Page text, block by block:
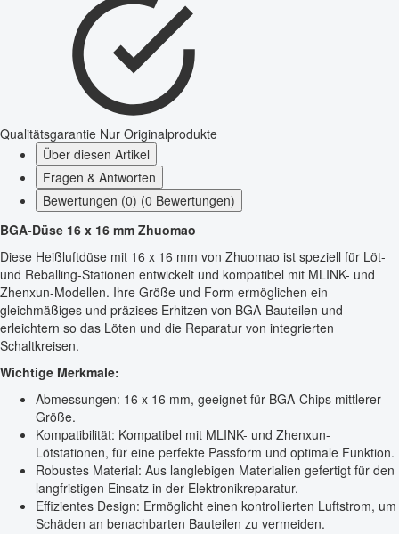
Qualitätsgarantie Nur Originalprodukte
Über diesen Artikel
Fragen & Antworten
Bewertungen (0) (0 Bewertungen)
BGA-Düse 16 x 16 mm Zhuomao
Diese Heißluftdüse mit 16 x 16 mm von Zhuomao ist speziell für Löt-
und Reballing-Stationen entwickelt und kompatibel mit MLINK- und
Zhenxun-Modellen. Ihre Größe und Form ermöglichen ein
gleichmäßiges und präzises Erhitzen von BGA-Bauteilen und
erleichtern so das Löten und die Reparatur von integrierten
Schaltkreisen.
Wichtige Merkmale:
Abmessungen: 16 x 16 mm, geeignet für BGA-Chips mittlerer
Größe.
Kompatibilität: Kompatibel mit MLINK- und Zhenxun-
Lötstationen, für eine perfekte Passform und optimale Funktion.
Robustes Material: Aus langlebigen Materialien gefertigt für den
langfristigen Einsatz in der Elektronikreparatur.
Effizientes Design: Ermöglicht einen kontrollierten Luftstrom, um
Schäden an benachbarten Bauteilen zu vermeiden.